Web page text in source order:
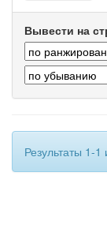
Вывести на
Результаты 1-1